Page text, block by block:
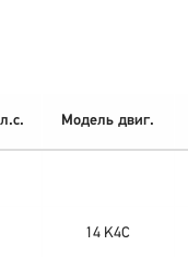
Модель двиг.
14 K4C